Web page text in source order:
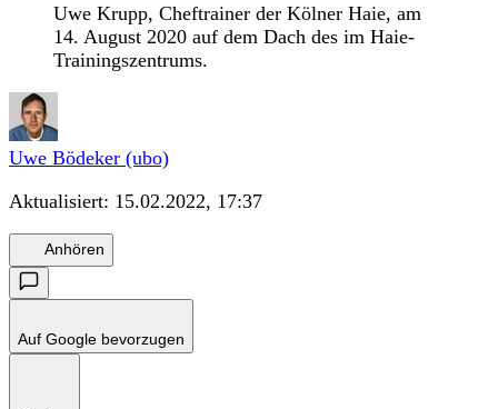
Uwe Krupp, Cheftrainer der Kölner Haie, am
14. August 2020 auf dem Dach des im Haie-
Trainingszentrums.
Uwe Bödeker (ubo)
Aktualisiert: 15.02.2022, 17:37
Anhören
Auf Google bevorzugen